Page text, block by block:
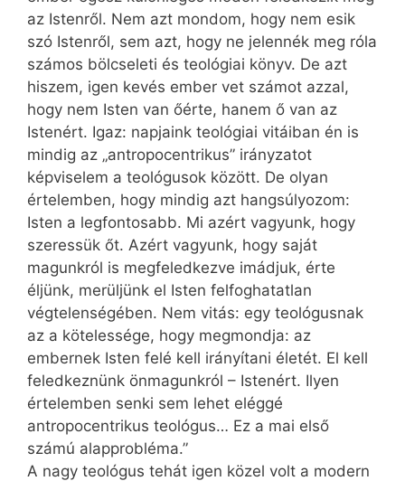
az Istenről. Nem azt mondom, hogy nem esik
szó Istenről, sem azt, hogy ne jelennék meg róla
számos bölcseleti és teológiai könyv. De azt
hiszem, igen kevés ember vet számot azzal,
hogy nem Isten van őérte, hanem ő van az
Istenért. Igaz: napjaink teológiai vitáiban én is
mindig az „antropocentrikus” irányzatot
képviselem a teológusok között. De olyan
értelemben, hogy mindig azt hangsúlyozom:
Isten a legfontosabb. Mi azért vagyunk, hogy
szeressük őt. Azért vagyunk, hogy saját
magunkról is megfeledkezve imádjuk, érte
éljünk, merüljünk el Isten felfoghatatlan
végtelenségében. Nem vitás: egy teológusnak
az a kötelessége, hogy megmondja: az
embernek Isten felé kell irányítani életét. El kell
feledkeznünk önmagunkról – Istenért. Ilyen
értelemben senki sem lehet eléggé
antropocentrikus teológus… Ez a mai első
számú alapprobléma.”
A nagy teológus tehát igen közel volt a modern